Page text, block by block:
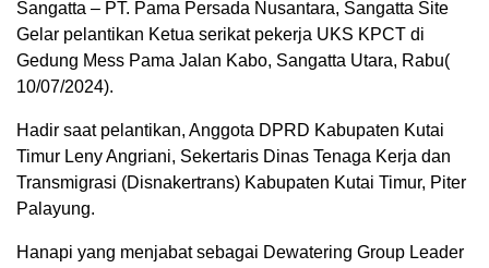
Sangatta – PT. Pama Persada Nusantara, Sangatta Site
Gelar pelantikan Ketua serikat pekerja UKS KPCT di
Gedung Mess Pama Jalan Kabo, Sangatta Utara, Rabu(
10/07/2024).
Hadir saat pelantikan, Anggota DPRD Kabupaten Kutai
Timur Leny Angriani, Sekertaris Dinas Tenaga Kerja dan
Transmigrasi (Disnakertrans) Kabupaten Kutai Timur, Piter
Palayung.
Hanapi yang menjabat sebagai Dewatering Group Leader